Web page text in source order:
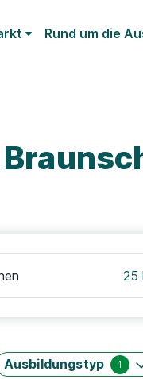
Rund um die
25
Ausbildungstyp 1